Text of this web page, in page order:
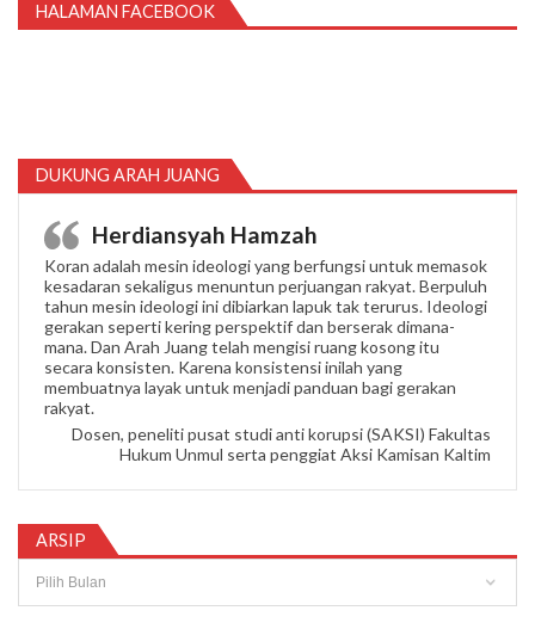
HALAMAN FACEBOOK
DUKUNG ARAH JUANG
Herdiansyah Hamzah
Koran adalah mesin ideologi yang berfungsi untuk memasok
kesadaran sekaligus menuntun perjuangan rakyat. Berpuluh
tahun mesin ideologi ini dibiarkan lapuk tak terurus. Ideologi
gerakan seperti kering perspektif dan berserak dimana-
mana. Dan Arah Juang telah mengisi ruang kosong itu
secara konsisten. Karena konsistensi inilah yang
membuatnya layak untuk menjadi panduan bagi gerakan
rakyat.
Dosen, peneliti pusat studi anti korupsi (SAKSI) Fakultas
Hukum Unmul serta penggiat Aksi Kamisan Kaltim
ARSIP